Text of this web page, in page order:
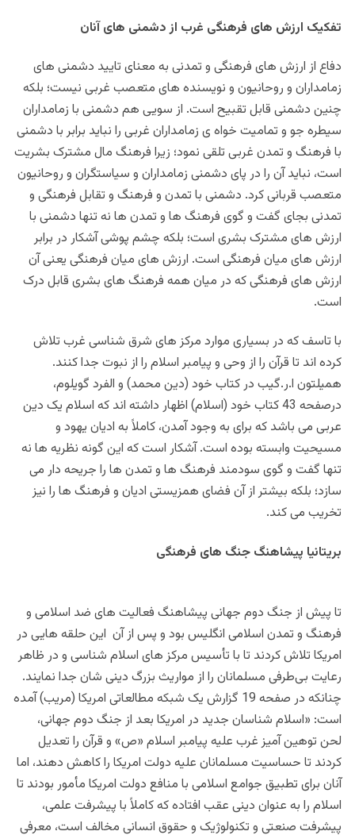
تفکیک ارزش های فرهنگی غرب از دشمنی های آنان
دفاع از ارزش های فرهنگی و تمدنی به معنای تایید دشمنی های
زمامداران و روحانیون و نویسنده های متعصب غربی نیست؛ بلکه
چنین دشمنی قابل تقبیح است. از سویی هم دشمنی با زمامداران
سیطره جو و تمامیت خواه ی زمامداران غربی را نباید برابر با دشمنی
با فرهنگ و تمدن غربی تلقی نمود؛ زیرا فرهنگ مال مشترک بشریت
است، نباید آن را در پای دشمنی زمامداران و سیاستگران و روحانیون
متعصب قربانی کرد. دشمنی با تمدن و فرهنگ و تقابل فرهنگی و
تمدنی بجای گفت و گوی فرهنگ ها و تمدن ها نه تنها دشمنی با
ارزش های مشترک بشری است؛ بلکه چشم‌ پوشی آشکار در برابر
ارزش های میان فرهنگی است. ارزش های میان فرهنگی یعنی آن
ارزش های فرهنگی که در میان همه فرهنگ های بشری قابل درک
است.
با تاسف که در بسیاری موارد مرکز های شرق شناسی غرب تلاش
کرده اند تا قرآن را از وحی و پیامبر اسلام را از نبوت جدا کنند.
همیلتون ا.ر.گیب در کتاب خود (دین محمد) و الفرد گویلوم،
درصفحه 43 کتاب خود (اسلام) اظهار داشته اند که اسلام یک دین
عربی می باشد که برای به وجود آمدن، کاملاً به ادیان یهود و
مسیحیت وابسته بوده است. آشکار است که این گونه نظریه ها نه
تنها گفت و گوی سودمند فرهنگ ها و تمدن ها را جریحه دار می
سازد؛ بلکه بیشتر از آن فضای همزیستی ادیان و فرهنگ ها را نیز
تخریب می کند.
بریتانیا پیشاهنگ جنگ های فرهنگی
تا پیش از جنگ دوم جهانی پیشاهنگ فعالیت های ضد اسلامی و
فرهنگ و تمدن اسلامی انگلیس بود و پس از آن این حلقه هایی در
امریکا تلاش کردند تا با تأسیس مرکز های اسلام شناسی و در ظاهر
رعایت بی‌طرفی مسلمانان را از مواریث بزرگ دینی شان جدا نمایند.
چنانکه در صفحه 19 گزارش یک شبکه مطالعاتی امریکا (مریب) آمده
است: «اسلام شناسان جدید در امریکا بعد از جنگ دوم جهانی،
لحن توهین آمیز غرب علیه پیامبر اسلام «ص» و قرآن را تعدیل
کردند تا حساسیت مسلمانان علیه دولت امریکا را کاهش دهند، اما
آنان برای تطبیق جوامع اسلامی با منافع دولت امریکا مأمور بودند تا
اسلام را به عنوان دینی عقب افتاده که کاملاً با پیشرفت علمی،
پیشرفت صنعتی و تکنولوژیک و حقوق انسانی مخالف است، معرفی